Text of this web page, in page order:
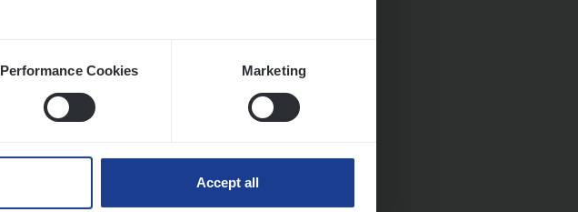
Performance Cookies Marketing
Accept all